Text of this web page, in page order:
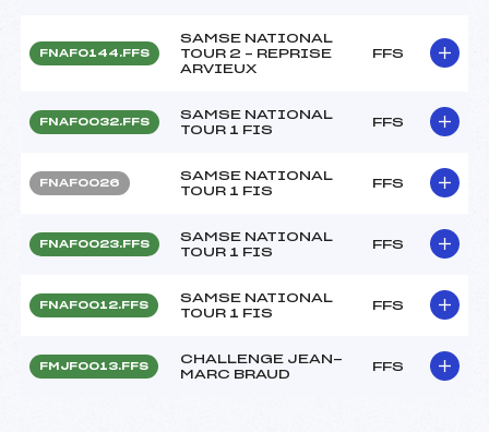
FNAF0144.FFS
SAMSE NATIONAL
TOUR 2 – REPRISE
ARVIEUX
FFS
FNAF0032.FFS
SAMSE NATIONAL
TOUR 1 FIS
FFS
FNAF0026
SAMSE NATIONAL
TOUR 1 FIS
FFS
FNAF0023.FFS
SAMSE NATIONAL
TOUR 1 FIS
FFS
FNAF0012.FFS
SAMSE NATIONAL
TOUR 1 FIS
FFS
FMJF0013.FFS
CHALLENGE JEAN-
MARC BRAUD
FFS